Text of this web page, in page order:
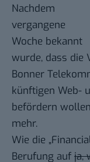
Nachdem
vergangene
Woche bekannt
wurde, dass die
Bonner
künftigen Web-
befördern
mehr.
Wie die „
Berufung auf ja,